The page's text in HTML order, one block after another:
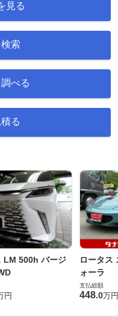
見る
索
べる
る
LM 500h バージ
円
ロータス
ォーラ
支払総額
448.0万円